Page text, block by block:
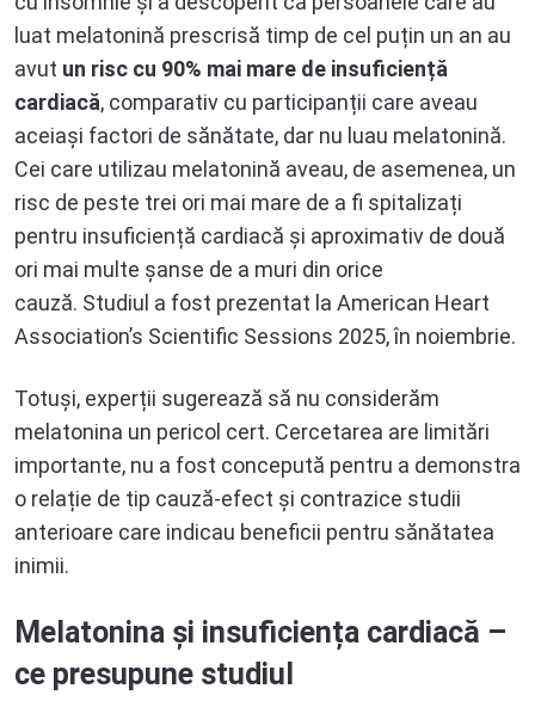
luat melatonină prescrisă timp de cel puțin un an au
avut un risc cu 90% mai mare de insuficiență
cardiacă, comparativ cu participanții care aveau
aceiași factori de sănătate, dar nu luau melatonină.
Cei care utilizau melatonină aveau, de asemenea, un
risc de peste trei ori mai mare de a fi spitalizați
pentru insuficiență cardiacă și aproximativ de două
ori mai multe șanse de a muri din orice
cauză. Studiul a fost prezentat la American Heart
Association’s Scientific Sessions 2025, în noiembrie.
Totuși, experții sugerează să nu considerăm
melatonina un pericol cert. Cercetarea are limitări
importante, nu a fost concepută pentru a demonstra
o relație de tip cauză-efect și contrazice studii
anterioare care indicau beneficii pentru sănătatea
inimii.
Melatonina și insuficiența cardiacă –
ce presupune studiul